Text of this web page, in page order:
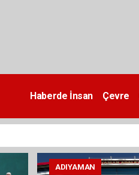
Haberde İnsan Çevre
ADIYAMAN